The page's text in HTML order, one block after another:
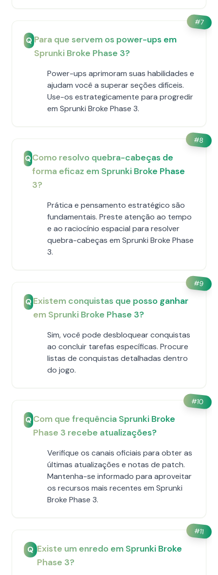
#7
Q Para que servem os power-ups em
Sprunki Broke Phase 3?
Power-ups aprimoram suas habilidades e
ajudam você a superar seções difíceis.
Use-os estrategicamente para progredir
em Sprunki Broke Phase 3.
#8
QComo resolvo quebra-cabeças de
forma eficaz em Sprunki Broke Phase
3?
Prática e pensamento estratégico são
fundamentais. Preste atenção ao tempo
e ao raciocínio espacial para resolver
quebra-cabeças em Sprunki Broke Phase
3.
#9
Q Existem conquistas que posso ganhar
em Sprunki Broke Phase 3?
Sim, você pode desbloquear conquistas
ao concluir tarefas específicas. Procure
listas de conquistas detalhadas dentro
do jogo.
#10
Q Com que frequência Sprunki Broke
Phase 3 recebe atualizações?
Verifique os canais oficiais para obter as
últimas atualizações e notas de patch.
Mantenha-se informado para aproveitar
os recursos mais recentes em Sprunki
Broke Phase 3.
#11
Q Existe um enredo em Sprunki Broke
Phase 3?